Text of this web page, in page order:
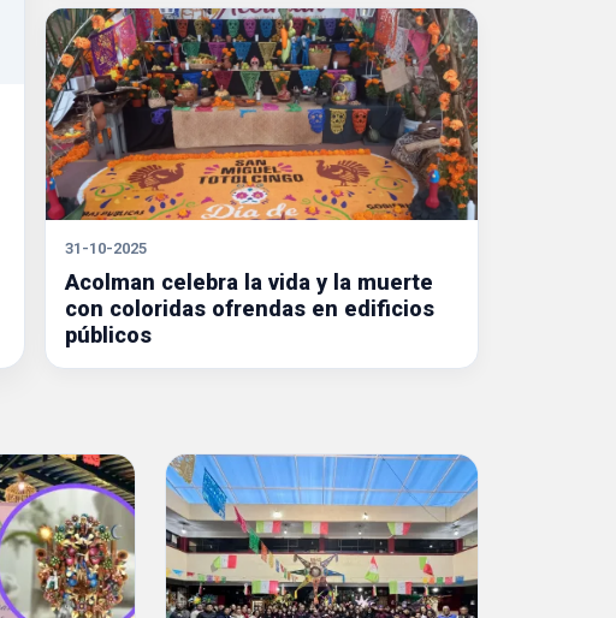
31-10-2025
Acolman celebra la vida y la muerte
con coloridas ofrendas en edificios
públicos